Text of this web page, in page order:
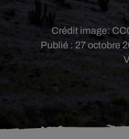
Publié : 27 octobre
Crédit image: